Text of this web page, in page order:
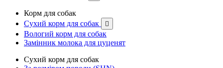
Корм для собак
Сухий корм для собак

Вологий корм для собак
Замінник молока для цуценят
Сухий корм для собак